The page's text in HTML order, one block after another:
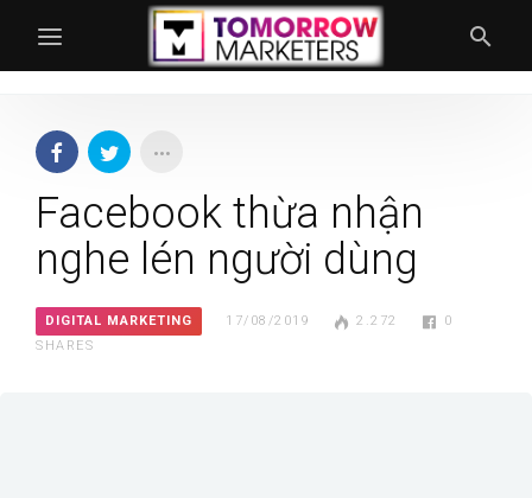
Facebook thừa nhận
nghe lén người dùng
DIGITAL MARKETING 17/08/2019 2.272
0
SHARES